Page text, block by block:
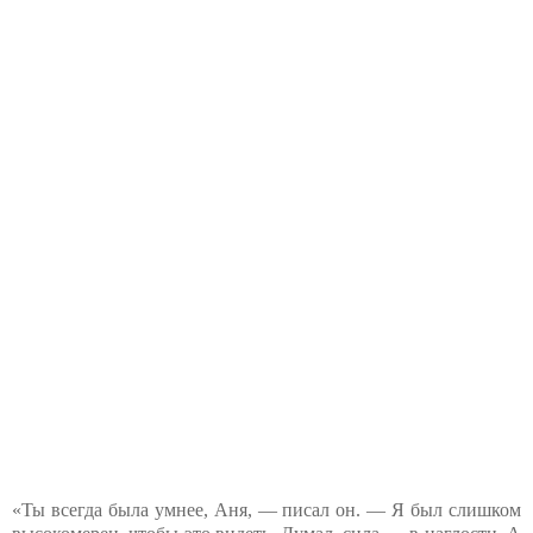
«Ты всегда была умнее, Аня, — писал он. — Я был слишком